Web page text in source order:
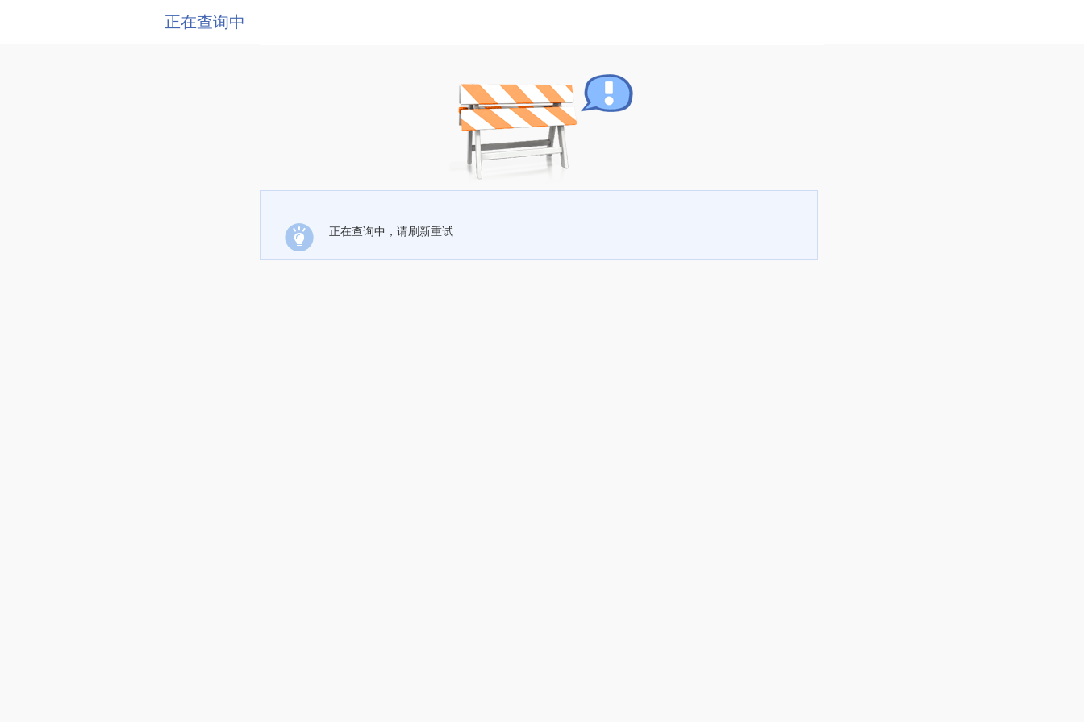
正在查询中
正在查询中，请刷新重试